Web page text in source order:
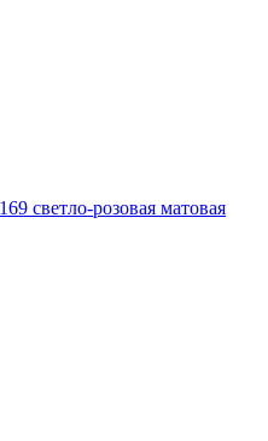
светло-розовая матовая